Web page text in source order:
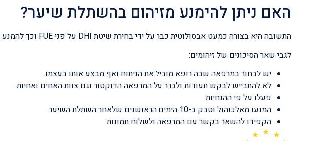
האם ניתן להימנע מזיהום בהשתלת שיער?
התשובה היא בצורה כמעט אבסולוטית כבר על ידי בחירת שיטת DHI על פני FUE וכך להמנע מנקרוסיז (נמק).
לגבי שאר הסיכונים של זיהומים:
יש לבחור במרפאה שבה רופא מוביל את הניתוח ואף מבצע אותו בעצמו.
לא להתבייש לבקש תעודות ולברר על המרפאה הדוקטור וגם צוות האחים ואחיות.
פעלו על פי ההנחיות.
המנעו מאלכוהול וטבק ב-10 הימים הראושנים שלאחר השתלת השיער.
הקפידו להשאר בקשר עם המרפאה ולשלוח תמונות.